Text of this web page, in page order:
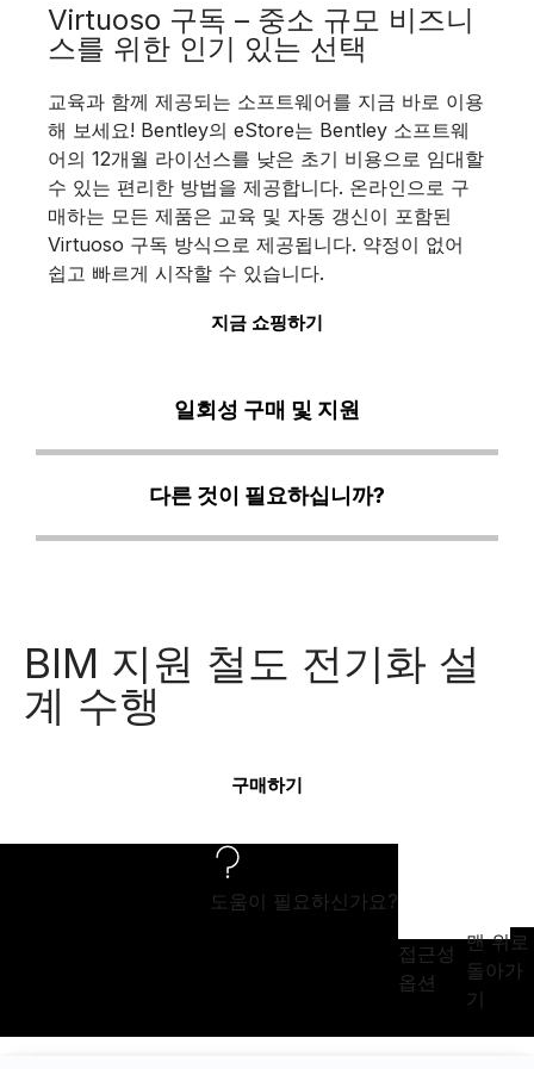
일회성 구매 및 지원
다른 것이 필요하십니까?
Virtuoso 구독 – 중소 규모 비즈니
스를 위한 인기 있는 선택
교육과 함께 제공되는 소프트웨어를 지금 바로 이용
해 보세요! Bentley의 eStore는 Bentley 소프트웨
어의 12개월 라이선스를 낮은 초기 비용으로 임대할
수 있는 편리한 방법을 제공합니다. 온라인으로 구
매하는 모든 제품은 교육 및 자동 갱신이 포함된
Virtuoso 구독 방식으로 제공됩니다. 약정이 없어
쉽고 빠르게 시작할 수 있습니다.
지금 쇼핑하기
BIM 지원 철도 전기화 설
계 수행
구매하기
도움이 필요하신가요?
접근성
옵션
맨 위로
돌아가
기